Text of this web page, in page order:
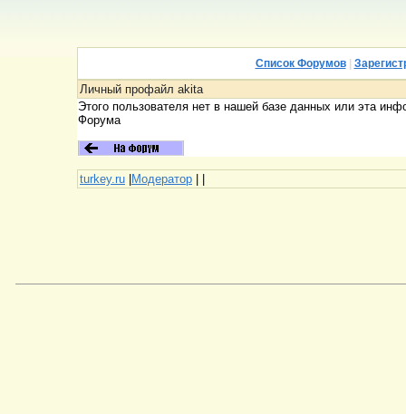
Список Форумов|
Личный профайл akita
Этого пользователя нет в нашей базе данных или эта
Форума
turkey.ru |Модератор | |